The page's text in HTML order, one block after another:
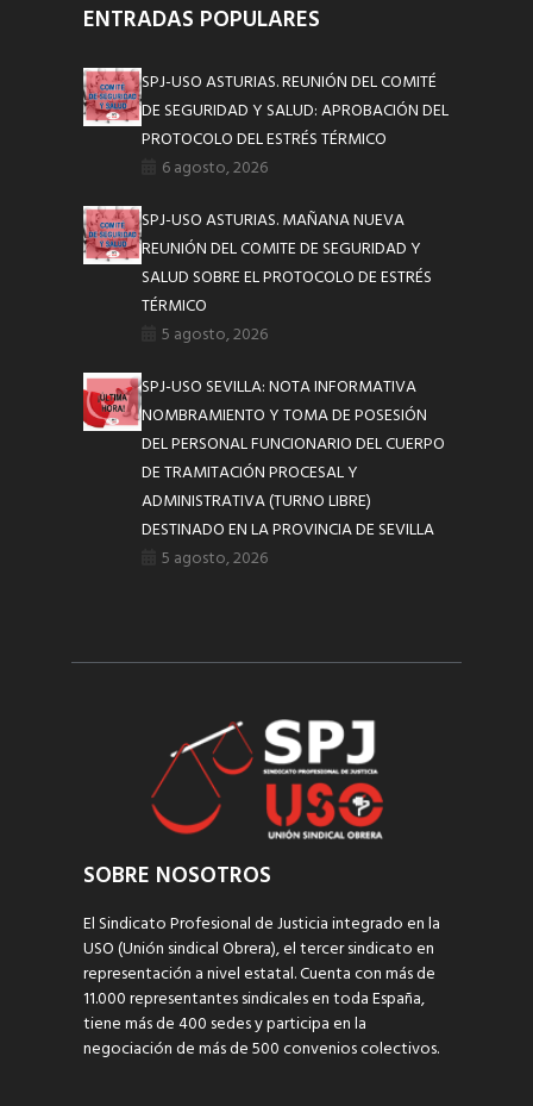
ENTRADAS POPULARES
SPJ-USO ASTURIAS. REUNIÓN DEL COMITÉ
DE SEGURIDAD Y SALUD: APROBACIÓN DEL
PROTOCOLO DEL ESTRÉS TÉRMICO
6 agosto, 2026
SPJ-USO ASTURIAS. MAÑANA NUEVA
REUNIÓN DEL COMITE DE SEGURIDAD Y
SALUD SOBRE EL PROTOCOLO DE ESTRÉS
TÉRMICO
5 agosto, 2026
SPJ-USO SEVILLA: NOTA INFORMATIVA
NOMBRAMIENTO Y TOMA DE POSESIÓN
DEL PERSONAL FUNCIONARIO DEL CUERPO
DE TRAMITACIÓN PROCESAL Y
ADMINISTRATIVA (TURNO LIBRE)
DESTINADO EN LA PROVINCIA DE SEVILLA
5 agosto, 2026
SOBRE NOSOTROS
El Sindicato Profesional de Justicia integrado en la
USO (Unión sindical Obrera), el tercer sindicato en
representación a nivel estatal. Cuenta con más de
11.000 representantes sindicales en toda España,
tiene más de 400 sedes y participa en la
negociación de más de 500 convenios colectivos.